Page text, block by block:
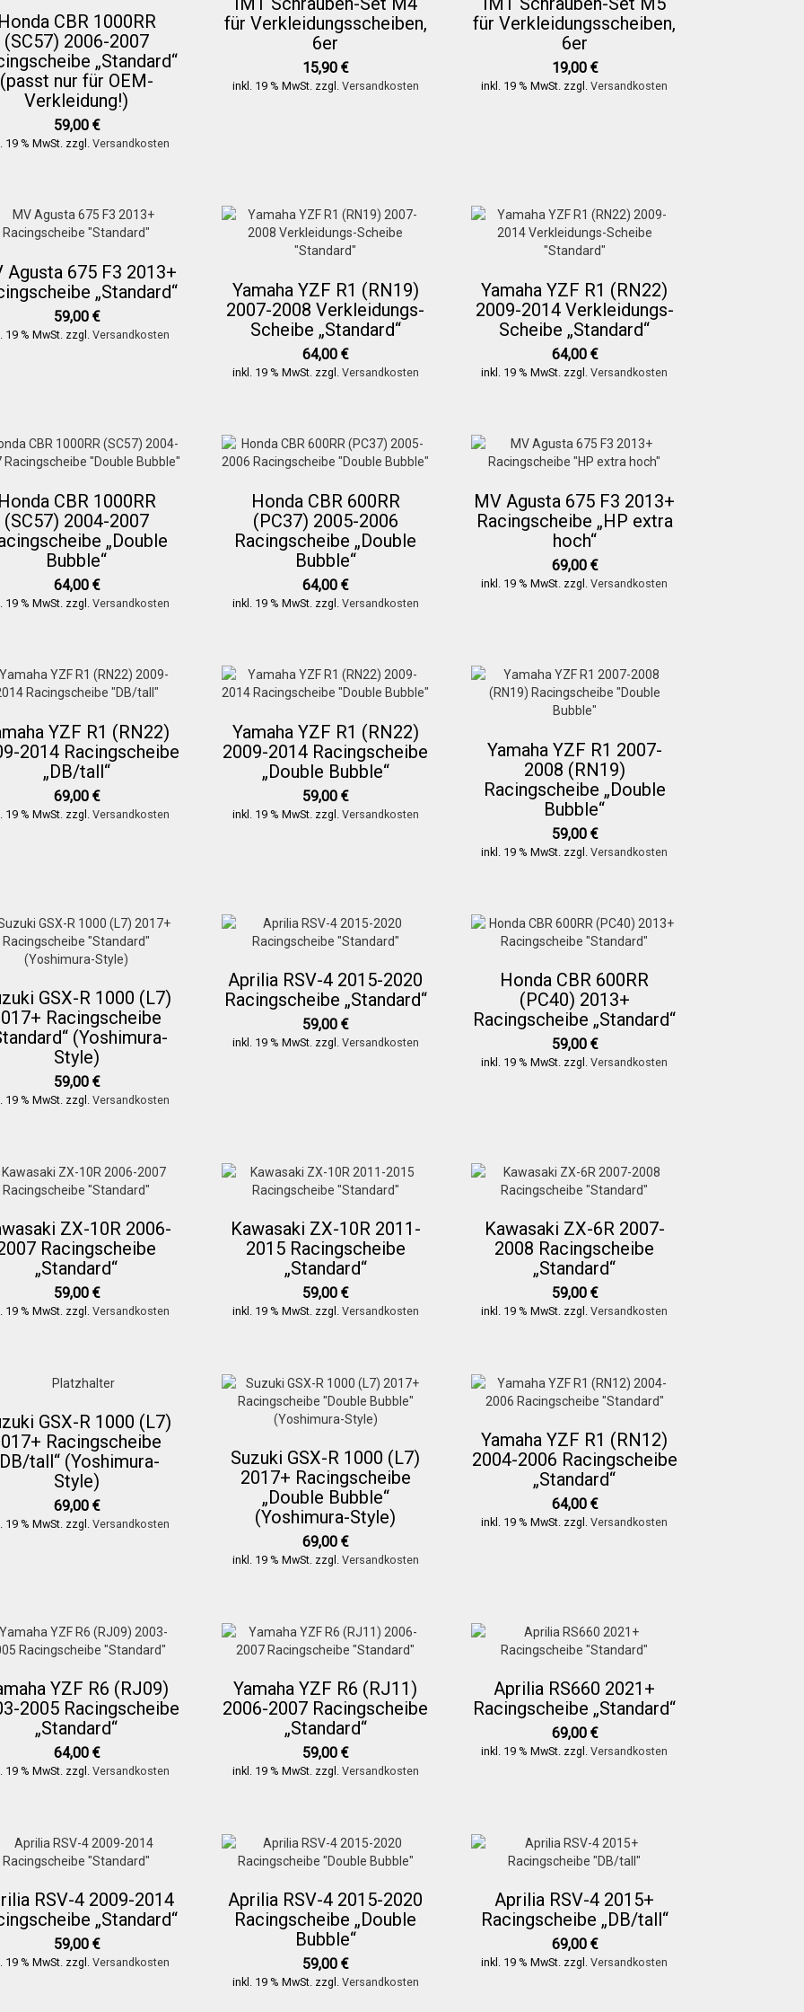
Honda CBR 1000RR
(SC57) 2006-2007
„Standard“
(passt nur für OEM-
Verkleidung!)
59,00 €
19 % MwSt. zzgl.Versandkosten
für Verkleidungsscheiben,
6er
15,90€
inkl. 19 % MwSt. zzgl. Versandkosten
für Verkleidungsscheiben,
6er
19,00 €
inkl. 19 % MwSt. zzgl.Versandkosten
Agusta 675 F3 2013+
„Standard“
59,00 €
19 % MwSt. zzgl.Versandkosten
Yamaha YZF R1 (RN19)
2007-2008 Verkleidungs-
Scheibe „Standard“
64,00€
inkl. 19 % MwSt. zzgl. Versandkosten
Yamaha YZF R1 (RN22)
2009-2014 Verkleidungs-
Scheibe „Standard“
64,00 €
inkl. 19 % MwSt. zzgl.Versandkosten
Honda CBR 1000RR
(SC57) 2004-2007
„Double
Bubble“
64,00 €
19 % MwSt. zzgl.Versandkosten
Honda CBR 600RR
(PC37) 2005-2006
Racingscheibe „Double
Bubble“
64,00€
inkl. 19 % MwSt. zzgl. Versandkosten
MV Agusta 675 F3 2013+
Racingscheibe „HP extra
hoch“
69,00 €
inkl. 19 % MwSt. zzgl.Versandkosten
YZF R1 (RN22)
2014 Racingscheibe
„DB/tall“
69,00 €
19 % MwSt. zzgl.Versandkosten
Yamaha YZF R1 (RN22)
2009-2014 Racingscheibe
„Double Bubble“
59,00€
inkl. 19 % MwSt. zzgl. Versandkosten
Yamaha YZF R1 2007-
2008 (RN19)
Racingscheibe „Double
Bubble“
59,00 €
inkl. 19 % MwSt. zzgl.Versandkosten
GSX-R 1000 (L7)
Racingscheibe
(Yoshimura-
Style)
59,00 €
19 % MwSt. zzgl.Versandkosten
Aprilia RSV-4 2015-2020
Racingscheibe „Standard“
59,00€
inkl. 19 % MwSt. zzgl. Versandkosten
Honda CBR 600RR
(PC40) 2013+
Racingscheibe „Standard“
59,00 €
inkl. 19 % MwSt. zzgl.Versandkosten
ZX-10R 2006-
Racingscheibe
„Standard“
59,00 €
19 % MwSt. zzgl.Versandkosten
Kawasaki ZX-10R 2011-
2015 Racingscheibe
„Standard“
59,00€
inkl. 19 % MwSt. zzgl. Versandkosten
Kawasaki ZX-6R 2007-
2008 Racingscheibe
„Standard“
59,00 €
inkl. 19 % MwSt. zzgl.Versandkosten
GSX-R 1000 (L7)
Racingscheibe
tall“ (Yoshimura-
Style)
69,00 €
19 % MwSt. zzgl.Versandkosten
Suzuki GSX-R 1000 (L7)
2017+ Racingscheibe
„Double Bubble“
(Yoshimura-Style)
69,00€
inkl. 19 % MwSt. zzgl. Versandkosten
Yamaha YZF R1 (RN12)
2004-2006 Racingscheibe
„Standard“
64,00 €
inkl. 19 % MwSt. zzgl.Versandkosten
YZF R6 (RJ09)
2005 Racingscheibe
„Standard“
64,00 €
19 % MwSt. zzgl.Versandkosten
Yamaha YZF R6 (RJ11)
2006-2007 Racingscheibe
„Standard“
59,00€
inkl. 19 % MwSt. zzgl. Versandkosten
Aprilia RS660 2021+
Racingscheibe „Standard“
69,00 €
inkl. 19 % MwSt. zzgl.Versandkosten
RSV-4 2009-2014
„Standard“
59,00 €
19 % MwSt. zzgl.Versandkosten
Aprilia RSV-4 2015-2020
Racingscheibe „Double
Bubble“
59,00€
inkl. 19 % MwSt. zzgl. Versandkosten
Aprilia RSV-4 2015+
Racingscheibe „DB/tall“
69,00 €
inkl. 19 % MwSt. zzgl.Versandkosten